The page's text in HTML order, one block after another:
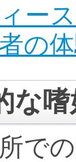
ィー
の
な
で